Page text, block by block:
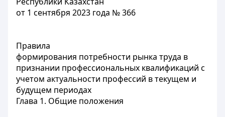
от 1 сентября 2023 года № 366
Правила
формирования потребности рынка труда в
признании профессиональных квалификаций с
учетом актуальности профессий в текущем и
будущем периодах
Глава 1. Общие положения